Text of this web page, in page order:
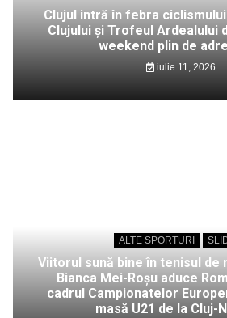
Clujul intră în febra
Clujului și Trofeul Ardealului
weekend plin de
iulie 11, 2026
ALTE SPORTURI
Viitorul sună bine în tenisul de
Bianca Mei-Roșu aduce
cadrul Campionatelor
masă U21 de la Cluj-